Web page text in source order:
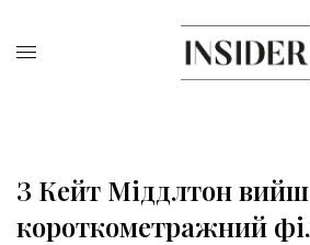
З Кейт Міддлтон
короткометражний